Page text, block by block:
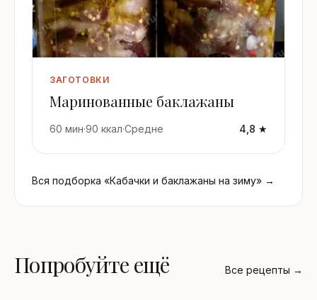
ЗАГОТОВКИ
Маринованные баклажаны
60 мин·90 ккал·Средне 4,8 ★
Вся подборка «Кабачки и баклажаны на зиму» →
Попробуйте ещё Все рецепты →